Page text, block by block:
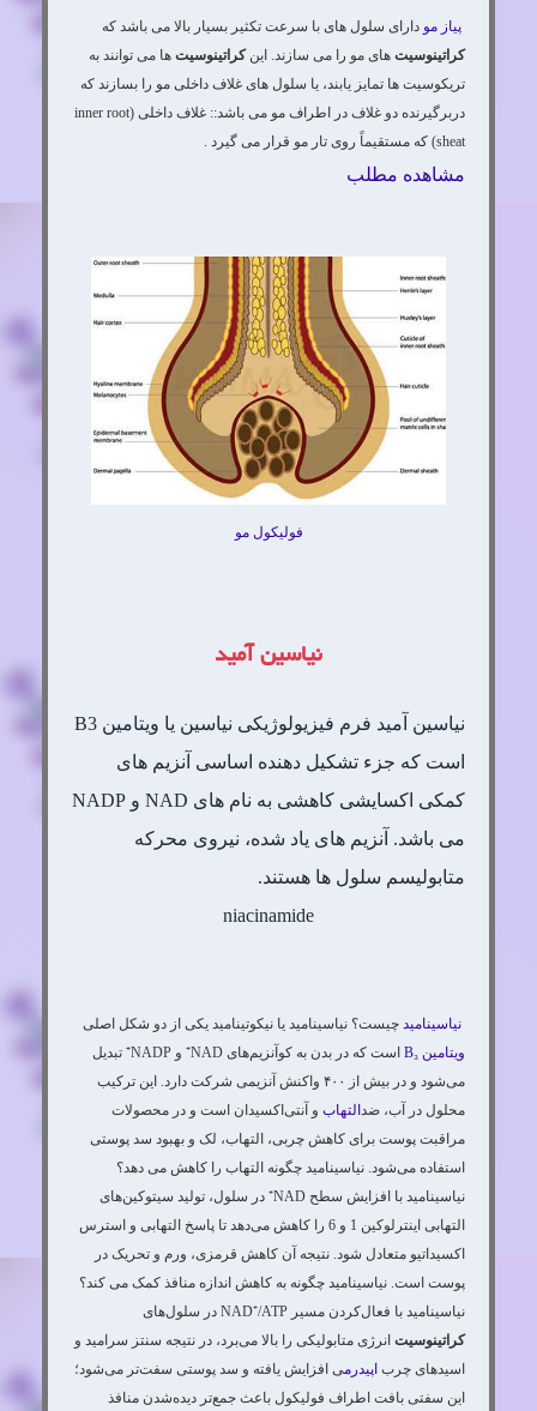
پیاز مو دارای سلول های با سرعت تکثیر بسیار بالا می باشد که
کراتینوسیت های مو را می سازند. اینکراتینوسیت ها می توانند به
تریکوسیت ها تمایز یابند، یا سلول های غلاف داخلی مو را بسازند که
دربرگیرنده دو غلاف در اطراف مو می باشد:: غلاف داخلی (inner root
sheat) که مستقیماً روی تار مو قرار می گیرد .
مشاهده مطلب
فولیکول مو
نیاسین آمید
نیاسین آمید فرم فیزیولوژیکی نیاسین یا ویتامین B3
است که جزء تشکیل دهنده اساسی آنزیم های
کمکی اکسایشی کاهشی به نام های NAD و NADP
می باشد. آنزیم های یاد شده، نیروی محرکه
متابولیسم سلول ها هستند.
niacinamide
نیاسینامید چیست؟ نیاسینامید یا نیکوتینامید یکی از دو شکل اصلی
ویتامین B
₃ است که در بدن به کوآنزیم‌های NAD⁺ و NADP⁺ تبدیل
می‌شود و در بیش از ۴۰۰ واکنش آنزیمی شرکت دارد. این ترکیب
محلول در آب، ضد التهاب و آنتی‌اکسیدان است و در محصولات
مراقبت پوست برای کاهش چربی، التهاب، لک و بهبود سد پوستی
استفاده می‌شود. نیاسینامید چگونه التهاب را کاهش می دهد؟
نیاسینامید با افزایش سطح NAD⁺ در سلول، تولید سیتوکین‌های
التهابی اینترلوکین 1 و 6 را کاهش می‌دهد تا پاسخ التهابی و استرس
اکسیداتیو متعادل شود. نتیجه آن کاهش قرمزی، ورم و تحریک در
پوست است. نیاسینامید چگونه به کاهش اندازه منافذ کمک می کند؟
نیاسینامید با فعال‌کردن مسیر NAD⁺/ATP در سلول‌های
کراتینوسیت انرژی متابولیکی را بالا می‌برد، در نتیجه سنتز سرامید و
اسیدهای چرب اپیدرمی افزایش یافته و سد پوستی سفت‌تر می‌شود؛
این سفتی بافت اطراف فولیکول باعث جمع‌تر دیده‌شدن منافذ